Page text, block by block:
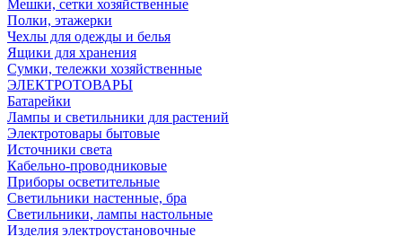
Мешки, сетки хозяйственные
Полки, этажерки
Чехлы для одежды и белья
Ящики для хранения
Сумки, тележки хозяйственные
ЭЛЕКТРОТОВАРЫ
Батарейки
Лампы и светильники для растений
Электротовары бытовые
Источники света
Кабельно-проводниковые
Приборы осветительные
Светильники настенные, бра
Светильники, лампы настольные
Изделия электроустановочные